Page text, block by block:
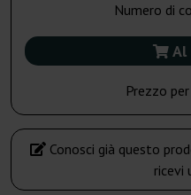
Numero di
Al
Prezzo
Conosci già questo
ricevi